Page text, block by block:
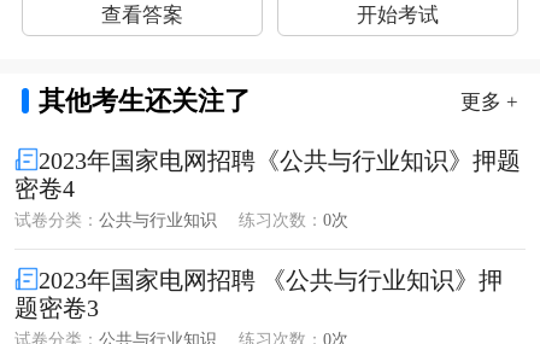
查看答案 开始考试
其他考生还关注了 更多 +
2023年国家电网招聘《公共与行业知识》押题
密卷4
试卷分类： 公共与行业知识 练习次数： 0次
2023年国家电网招聘 《公共与行业知识》押
题密卷3
试卷分类： 公共与行业知识 练习次数： 0次